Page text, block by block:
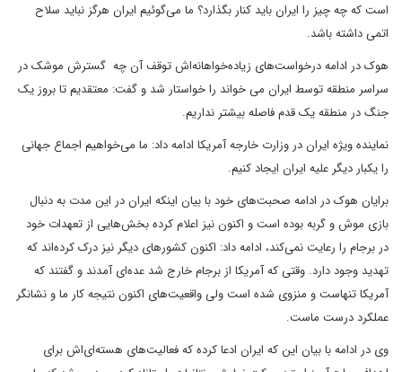
است که چه چیز را ایران باید کنار بگذارد؟ ما می‌گوئیم ایران هرگز نباید سلاح
اتمی داشته باشد.
هوک در ادامه درخواست‌های زیاده‌خواهانه‌اش توقف آن چه گسترش موشک در
سراسر منطقه توسط ایران می خواند را خواستار شد و گفت: معتقدیم تا بروز یک
جنگ در منطقه یک قدم فاصله بیشتر نداریم.
نماینده ویژه ایران در وزارت خارجه آمریکا ادامه داد: ما می‌خواهیم اجماع جهانی
را یکبار دیگر علیه ایران ایجاد کنیم.
برایان هوک در ادامه صحبت‌های خود با بیان اینکه ایران در این مدت به دنبال
بازی موش و گربه بوده است و اکنون نیز اعلام کرده بخش‌هایی از تعهدات خود
در برجام را رعایت نمی‌کند، ادامه داد: اکنون کشورهای دیگر نیز درک کرده‌اند که
تهدید وجود دارد. وقتی که آمریکا از برجام خارج شد عده‌ای آمدند و گفتند که
آمریکا تنهاست و منزوی شده است ولی واقعیت‌های اکنون نتیجه کار ما و نشانگر
عملکرد درست ماست.
وی در ادامه با بیان این که ایران ادعا کرده که فعالیت‌های هسته‌ای‌اش برای